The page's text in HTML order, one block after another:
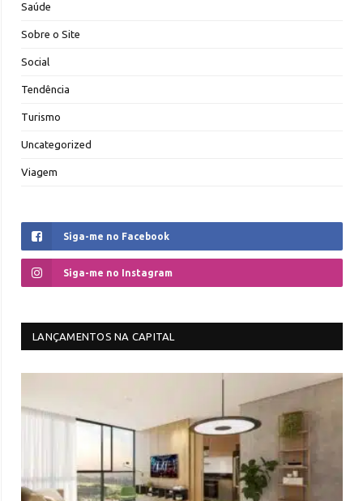
Saúde
Sobre o Site
Social
Tendência
Turismo
Uncategorized
Viagem
Siga-me no Facebook
Siga-me no Instagram
LANÇAMENTOS NA CAPITAL